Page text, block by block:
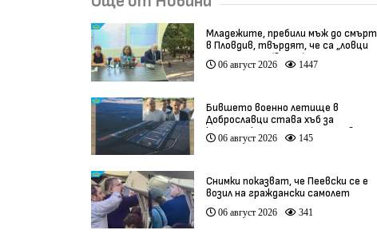
Младежите, пребили мъж до смърт
в Пловдив, твърдят, че са „ловци
на педофили” (видео)
06 август 2026 1447
Бившето военно летище в
Доброславци става хъб за
космически технологии и иновации
(видео)
06 август 2026 145
Снимки показват, че Пеевски се е
возил на граждански самолет
06 август 2026 341